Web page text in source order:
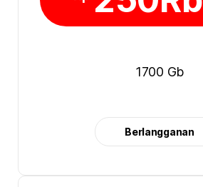
1700 Gb
Berlangganan